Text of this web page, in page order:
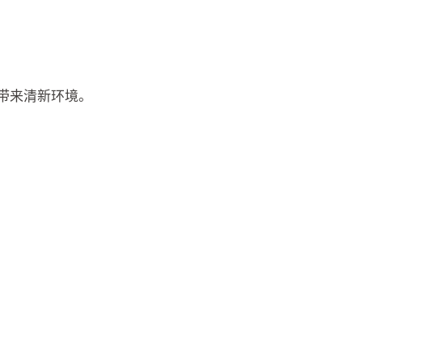
清新环境。